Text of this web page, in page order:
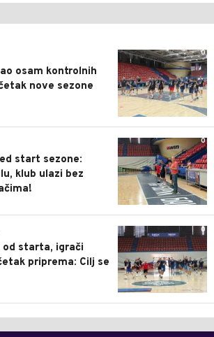
0
osam kontrolnih
nove sezone
0
start sezone:
klub ulazi bez
0
od starta, igrači
priprema: Cilj se